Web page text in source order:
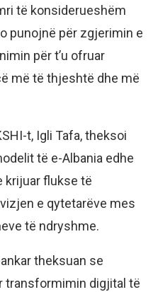
të konsiderueshëm
punojnë për zgjerimin e
për t’u ofruar
më të thjeshtë dhe më
t, Igli Tafa, theksoi
të e-Albania edhe
krijuar flukse të
e qytetarëve mes
të ndryshme.
theksuan se
transformimin digjital të